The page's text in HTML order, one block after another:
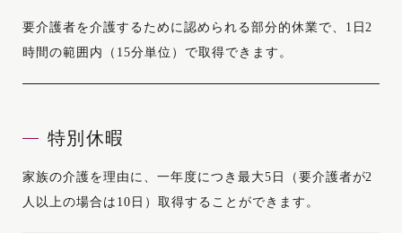
要介護者を介護するために認められる部分的休業で、1日2
時間の範囲内（15分単位）で取得できます。
特別休暇
家族の介護を理由に、一年度につき最大5日（要介護者が2
人以上の場合は10日）取得することができます。